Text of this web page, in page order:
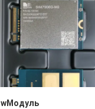
wМодуль